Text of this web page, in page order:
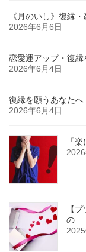
《月のいし》復縁
2026年6月6日
恋愛運アップ・復
2026年6月4日
復縁を願うあなた
2026年6月4日
「
【
の